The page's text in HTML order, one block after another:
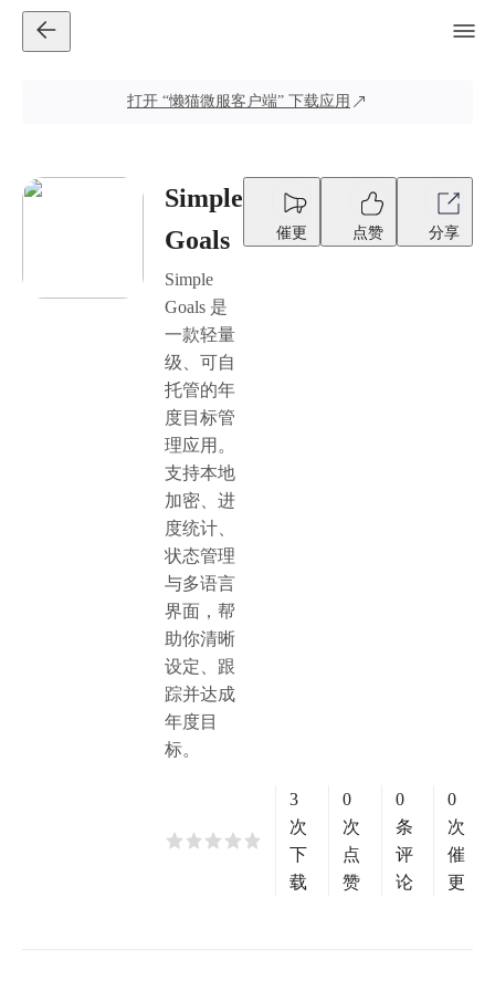
打开 “懒猫微服客户端” 下载应用
Simple
Goals
Simple
Goals 是
一款轻量
级、可自
托管的年
度目标管
理应用。
支持本地
加密、进
度统计、
状态管理
与多语言
界面，帮
助你清晰
设定、跟
踪并达成
年度目
标。
催更 点赞 分享
3
次
下
载
0
次
点
赞
0
条
评
论
0
次
催
更